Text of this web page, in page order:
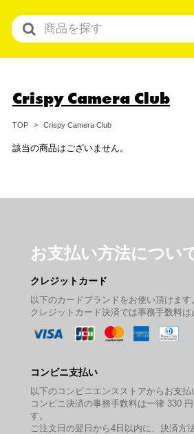
Crispy Camera Club
TOP Crispy Camera Club
該当の商品はございません。
お支払い方法につい
クレジットカード
以下のカードブランドをお使い頂けます
クレジットカード決済では事務手数料は
コンビニ支払い
以下のコンビニエンスストアからお支払
コンビニ決済の事務手数料は一律 330
す。
ご注文日の翌日から4日以内に、決済方